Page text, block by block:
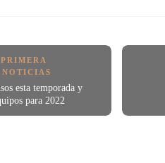
PRIMERA
esta temporada y
para 2022